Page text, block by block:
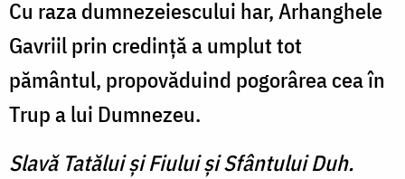
Cu raza dumnezeiescului har, Arhanghele
Gavriil prin credinţă a umplut tot
pământul, propovăduind pogorârea cea în
Trup a lui Dumnezeu.
Slavă Tatălui şi Fiului şi Sfântului Duh.